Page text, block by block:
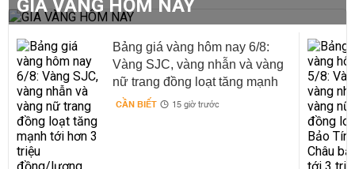
GIÁ VÀNG HÔM NAY
Bảng giá vàng hôm nay 6/8:
Vàng SJC, vàng nhẫn và vàng
nữ trang đồng loạt tăng mạnh
tới hơn 3 triệu đồng/lượng
CẦN BIẾT 15 giờ trước